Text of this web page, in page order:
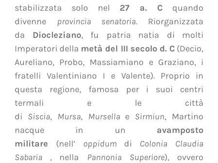
stabilizzata solo nel 27 a. C quando
divenne provincia senatoria. Riorganizzata
da Diocleziano, fu patria natia di molti
Imperatori della metà del III secolo d. C(Decio,
Aureliano, Probo, Massiamiano e Graziano, i
fratelli Valentiniano I e Valente). Proprio in
questa regione, famosa per i suoi centri
termali e le città
di Siscia, Mursa, Mursella e Sirmiun, Martino
nacque in un avamposto
militare (nell’ oppidum di Colonia Claudia
Sabaria
, nella Pannonia Superiore), ovvero